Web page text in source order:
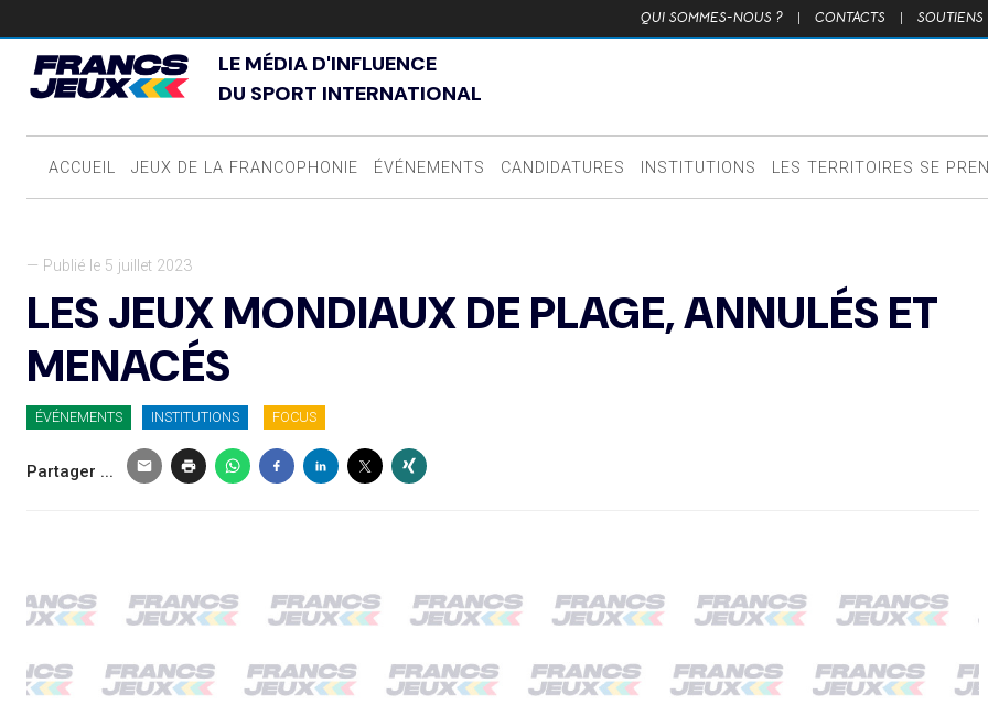
QUI SOMMES-NOUS ? | CONTACTS | SOUTIENS
LE MÉDIA D'INFLUENCE
DU SPORT INTERNATIONAL
ACCUEIL JEUX DE LA FRANCOPHONIE ÉVÉNEMENTS CANDIDATURES INSTITUTIONS LES TERRITOIRES SE
— Publié le 5 juillet 2023
LES JEUX MONDIAUX DE PLAGE, ANNULÉS ET
MENACÉS
ÉVÉNEMENTS INSTITUTIONS FOCUS
Partager ...